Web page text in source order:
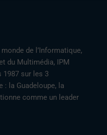
de l’Informatique,
du Multimédia, IPM
1987 sur les 3
: la Guadeloupe, la
comme un leader